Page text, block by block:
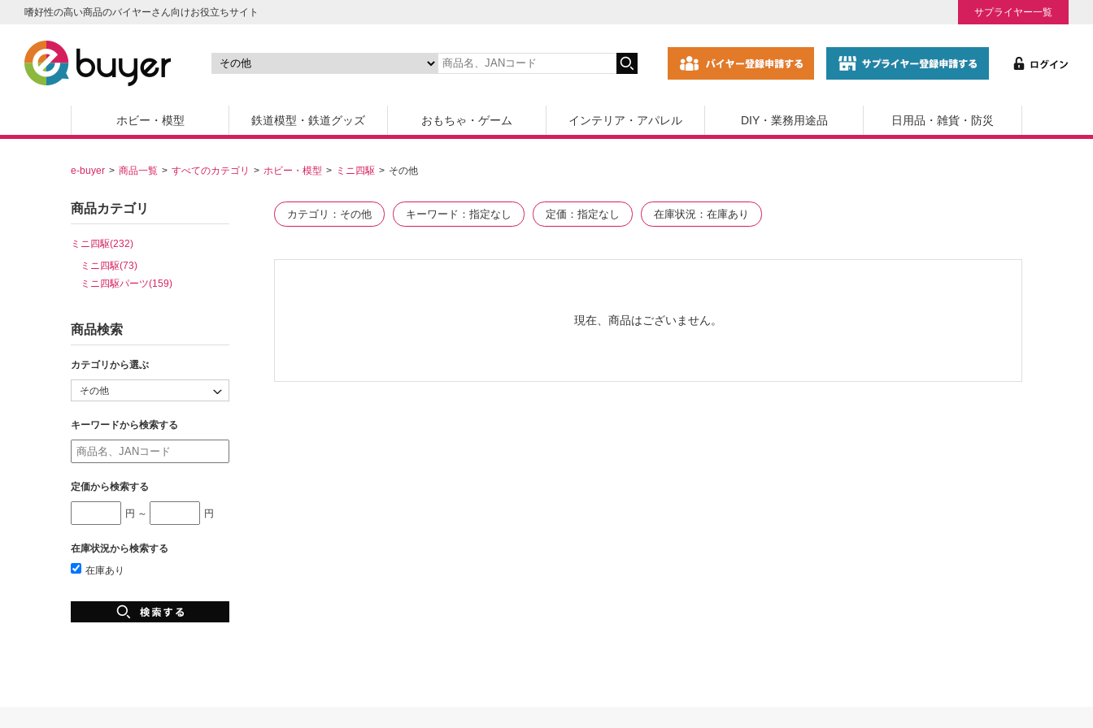
嗜好性の高い商品のバイヤーさん向けお役立ちサイト サプライヤー一覧
ホビー・模型 鉄道模型・鉄道グッズ おもちゃ・ゲーム インテリア・アパレル DIY・業務用途品 日用品・雑貨・防災
e-buyer 商品一覧 すべてのカテゴリ ホビー・模型 ミニ四駆 その他
カテゴリ その他 キーワード 指定なし 定価 指定なし 在庫状況 在庫あり
現在、商品はございません。
商品カテゴリ
ミニ四駆(232)
ミニ四駆(73)
ミニ四駆パーツ(159)
商品検索
カテゴリから選ぶ
キーワードから検索する
定価から検索する
円 ～ 円
在庫状況から検索する
在庫あり